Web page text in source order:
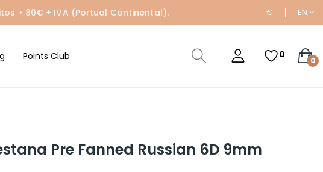
> 80€ + IVA (Portual Continental). € EN
Points Club 0
0
Pre Fanned Russian 6D 9mm